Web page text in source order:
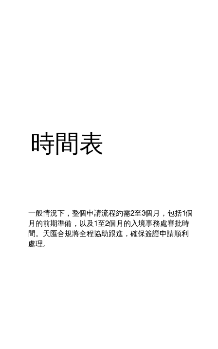
時間表
一般情況下，整個申請流程約需2至3個月，包括1個
月的前期準備，以及1至2個月的入境事務處審批時
間。天匯合規將全程協助跟進，確保簽證申請順利
處理。